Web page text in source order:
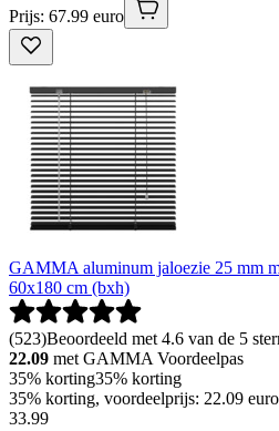
Prijs: 67.99 euro
GAMMA aluminum jaloezie 25 mm
60x180 cm (bxh)
(523)Beoordeeld met 4.6 van de 5
22.09 met GAMMA Voordeelpas
35% korting35% korting
35% korting, voordeelprijs: 22.09
33.99